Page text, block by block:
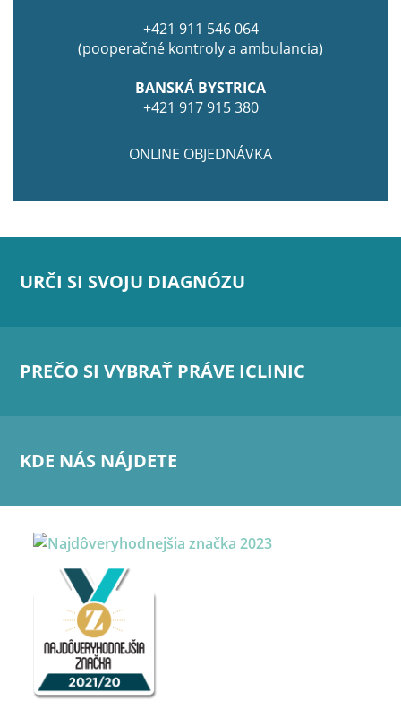
+421 911 546 064
(pooperačné kontroly a ambulancia)
BANSKÁ BYSTRICA
+421 917 915 380
ONLINE OBJEDNÁVKA
URČI SI SVOJU DIAGNÓZU
PREČO SI VYBRAŤ PRÁVE ICLINIC
KDE NÁS NÁJDETE